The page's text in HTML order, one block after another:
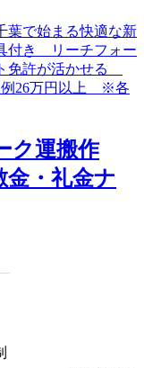
ク運搬作
金・礼金ナ